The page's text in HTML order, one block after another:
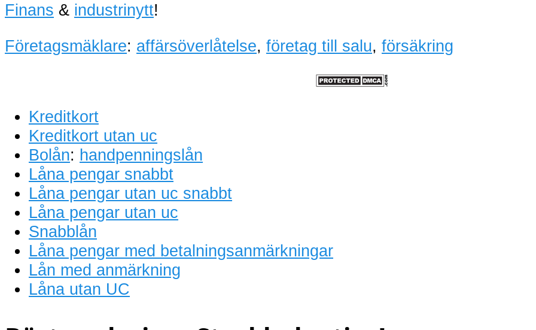
Finans & industrinytt!
Företagsmäklare: affärsöverlåtelse, företag till salu, försäkring
Kreditkort
Kreditkort utan uc
Bolån: handpenningslån
Låna pengar snabbt
Låna pengar utan uc snabbt
Låna pengar utan uc
Snabblån
Låna pengar med betalningsanmärkningar
Lån med anmärkning
Låna utan UC